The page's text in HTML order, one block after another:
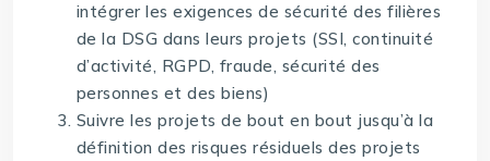
intégrer les exigences de sécurité des filières
de la DSG dans leurs projets (SSI, continuité
d’activité, RGPD, fraude, sécurité des
personnes et des biens)
Suivre les projets de bout en bout jusqu’à la
définition des risques résiduels des projets